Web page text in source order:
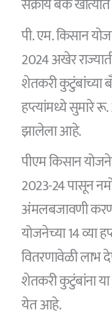
सक्रीय बँक
पी. एम. किसान
2024 अखेर
शेतकरी कुटुंबांच्या
हप्त्यांमध्ये सुमारे
झालेला आहे.
पीएम किसान
2023-24 पासून
अंमलबजावणी
योजनेच्या 14 व्या
वितरणावेळी लाभ
शेतकरी कुटुंबांना
येत आहे.